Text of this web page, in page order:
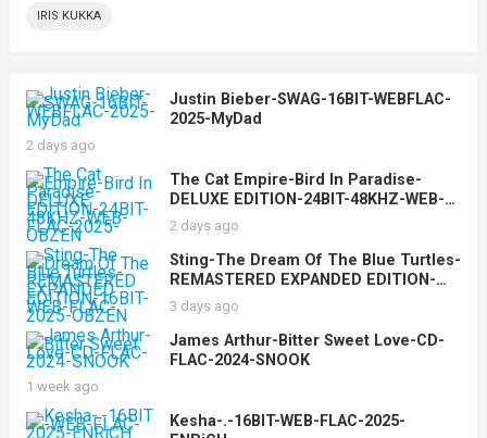
IRIS KUKKA
Justin Bieber-SWAG-16BIT-WEBFLAC-
2025-MyDad
2 days ago
The Cat Empire-Bird In Paradise-
DELUXE EDITION-24BIT-48KHZ-WEB-
FLAC-2025-OBZEN
2 days ago
Sting-The Dream Of The Blue Turtles-
REMASTERED EXPANDED EDITION-
16BIT-WEB-FLAC-2025-OBZEN
3 days ago
James Arthur-Bitter Sweet Love-CD-
FLAC-2024-SNOOK
1 week ago
Kesha-.-16BIT-WEB-FLAC-2025-